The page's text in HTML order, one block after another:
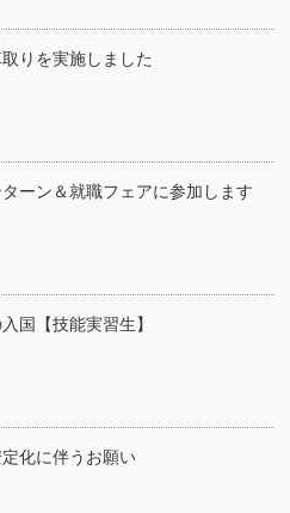
りを実施しました
ーン＆就職フェアに参加します
国【技能実習生】
化に伴うお願い